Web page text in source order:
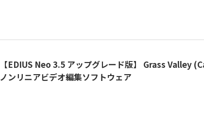
【EDIUS Neo 3.5 アップグレード版】 Grass Valley
ノンリニアビデオ編集ソフトウェア